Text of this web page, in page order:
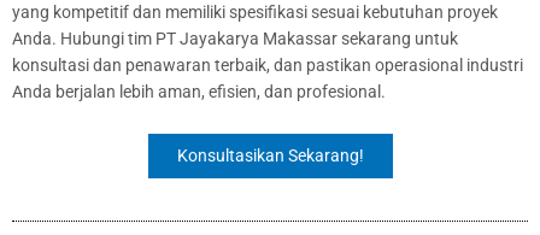
yang kompetitif dan memiliki spesifikasi sesuai kebutuhan proyek
Anda. Hubungi tim PT Jayakarya Makassar sekarang untuk
konsultasi dan penawaran terbaik, dan pastikan operasional industri
Anda berjalan lebih aman, efisien, dan profesional.
Konsultasikan Sekarang!